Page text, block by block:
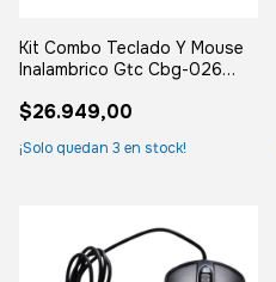
Kit Combo Teclado Y Mouse
Inalambrico Gtc Cbg-026
$26.949,00
¡Solo quedan 3 en stock!